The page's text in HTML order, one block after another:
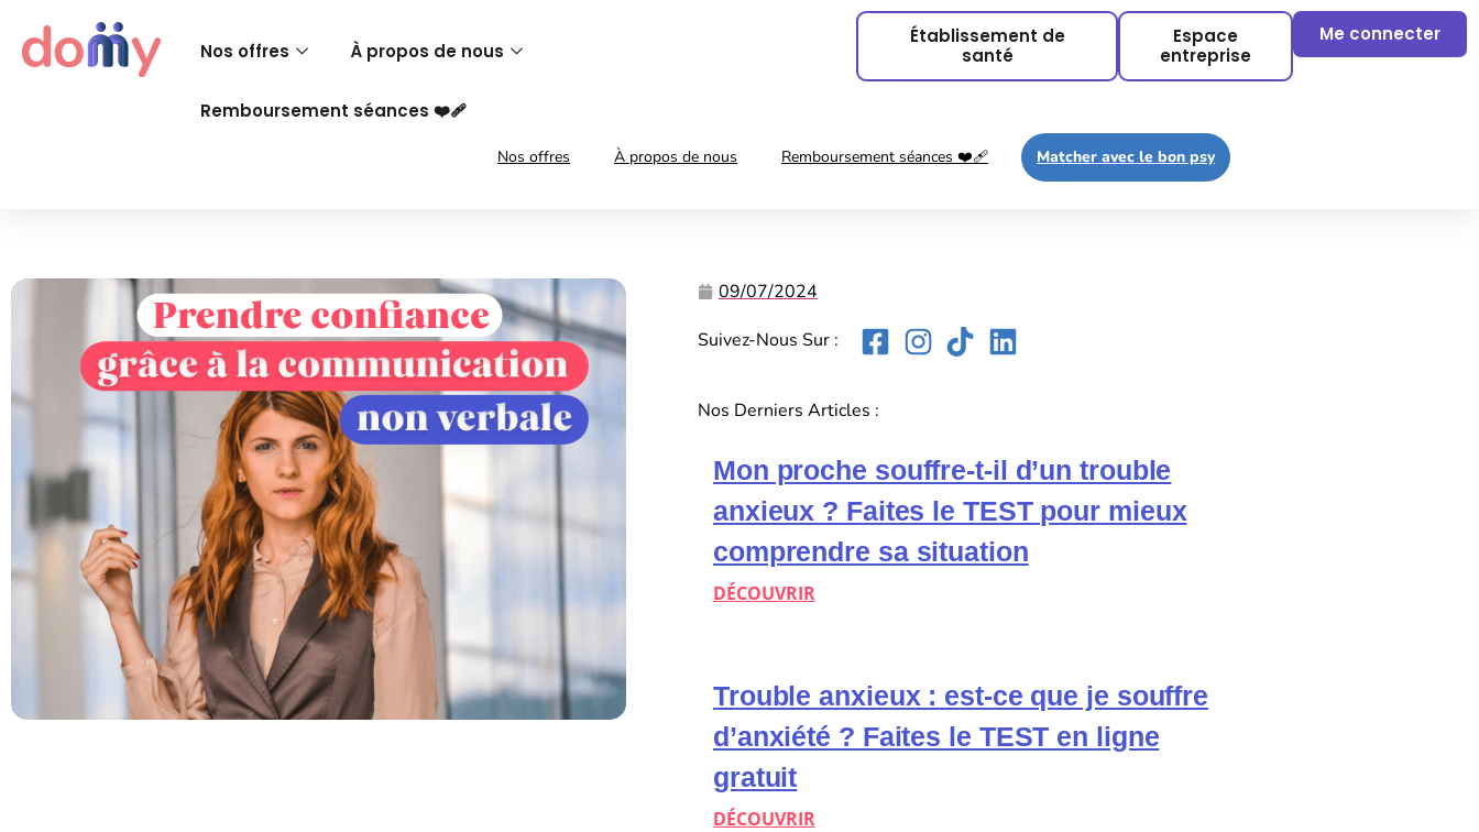
Nos offres À propos de nous
Remboursement séances ❤️‍🩹
Établissement de
santé
Espace
entreprise
Me connecter
Nos offres À propos de nous Remboursement séances ❤️‍🩹 Matcher avec le bon psy
09/07/2024
Suivez-Nous Sur :
Nos Derniers Articles :
Mon proche souffre-t-il d’un trouble
anxieux ? Faites le TEST pour mieux
comprendre sa situation
DÉCOUVRIR
Trouble anxieux : est-ce que je souffre
d’anxiété ? Faites le TEST en ligne
gratuit
DÉCOUVRIR